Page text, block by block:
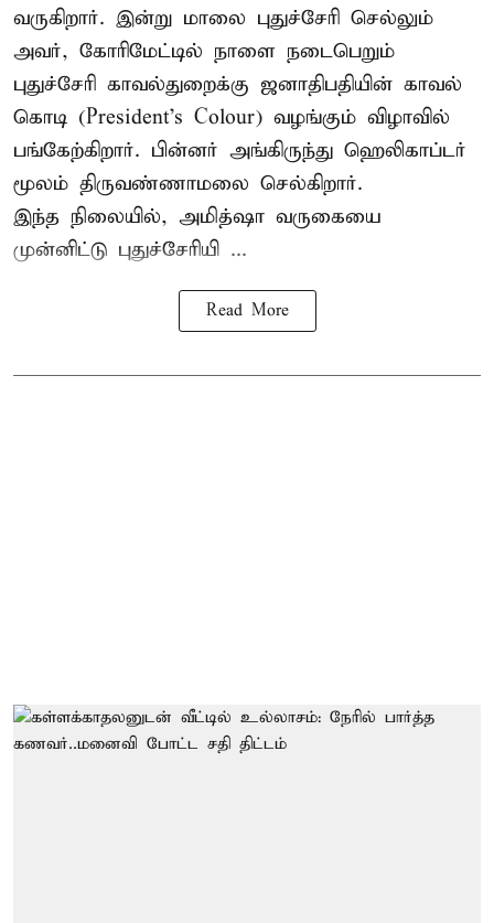
வருகிறார். இன்று மாலை புதுச்சேரி செல்லும்
அவர், கோரிமேட்டில் நாளை நடைபெறும்
புதுச்சேரி காவல்துறைக்கு ஜனாதிபதியின் காவல்
கொடி (President's Colour) வழங்கும் விழாவில்
பங்கேற்கிறார். பின்னர் அங்கிருந்து ஹெலிகாப்டர்
மூலம் திருவண்ணாமலை செல்கிறார்.
இந்த நிலையில், அமித்ஷா வருகையை
முன்னிட்டு புதுச்சேரியி ...
Read More